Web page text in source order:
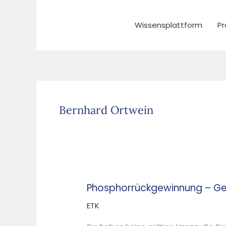
Wissensplattform
Bernhard Ortwein
Phosphorrückgewinnung –
ETK
Phosphorrückgewinnung
–